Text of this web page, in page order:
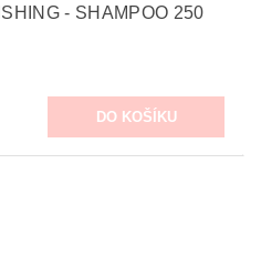
- SHAMPOO 250